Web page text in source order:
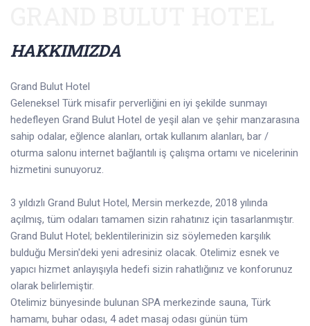
HAKKIMIZDA
Grand Bulut Hotel
Geleneksel Türk misafir perverliğini en iyi şekilde sunmayı
hedefleyen Grand Bulut Hotel de yeşil alan ve şehir manzarasına
sahip odalar, eğlence alanları, ortak kullanım alanları, bar /
oturma salonu internet bağlantılı iş çalışma ortamı ve nicelerinin
hizmetini sunuyoruz.
3 yıldızlı Grand Bulut Hotel, Mersin merkezde, 2018 yılında
açılmış, tüm odaları tamamen sizin rahatınız için tasarlanmıştır.
Grand Bulut Hotel; beklentilerinizin siz söylemeden karşılık
bulduğu Mersin'deki yeni adresiniz olacak. Otelimiz esnek ve
yapıcı hizmet anlayışıyla hedefi sizin rahatlığınız ve konforunuz
olarak belirlemiştir.
Otelimiz bünyesinde bulunan SPA merkezinde sauna, Türk
hamamı, buhar odası, 4 adet masaj odası günün tüm